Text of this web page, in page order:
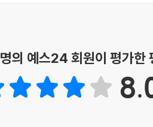
명의 예스24 회원이 평가한